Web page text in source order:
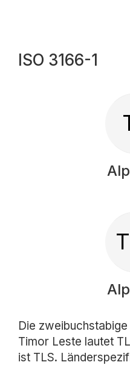
ISO 3166-1
Die
Timor Leste lautet
ist TLS.